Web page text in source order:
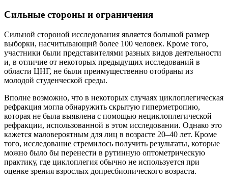
Сильные стороны и ограничения
Сильной стороной исследования является большой размер
выборки, насчитывающий более 100 человек. Кроме того,
участники были представителями разных видов деятельности
и, в отличие от некоторых предыдущих исследований в
области ЦНГ, не были преимущественно отобраны из
молодой студенческой среды.
Вполне возможно, что в некоторых случаях циклоплегическая
ре­фракция могла обнаружить скрытую гиперметропию,
которая не была выявлена с помощью нециклоплегической
рефракции, использованной в этом исследовании. Однако это
кажется маловероятным для лиц в возрасте 20–40 лет. Кроме
того, исследование стремилось получить результаты, которые
можно было бы перенести в рутинную оптометрическую
практику, где циклоплегия обычно не используется при
оценке зрения взрослых допресбиопического возраста.